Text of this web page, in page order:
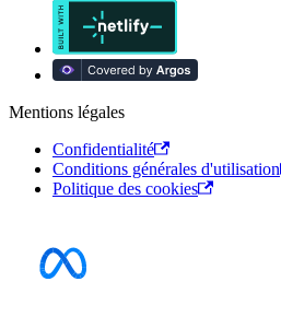
Mentions légales
Confidentialité
Conditions générales d'utilisation
Politique des cookies